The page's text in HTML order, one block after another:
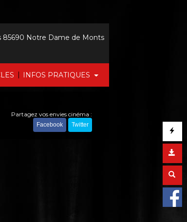
| INFOS PRATIQUES
85690 Notre Dame de Monts
Partagez vos envies cinéma :
Facebook Twitter